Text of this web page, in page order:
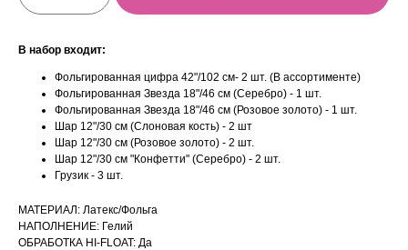
В набор входит:
Фольгированная цифра 42"/102 см- 2 шт. (В ассортименте)
Фольгированная Звезда 18"/46 см (Серебро) - 1 шт.
Фольгированная Звезда 18"/46 см (Розовое золото) - 1 шт.
Шар 12"/30 см (Слоновая кость) - 2 шт
Шар 12"/30 см (Розовое золото) - 2 шт.
Шар 12"/30 см "Конфетти" (Серебро) - 2 шт.
Грузик - 3 шт.
МАТЕРИАЛ: Латекс/Фольга
НАПОЛНЕНИЕ: Гелий
ОБРАБОТКА HI-FLOAT: Да